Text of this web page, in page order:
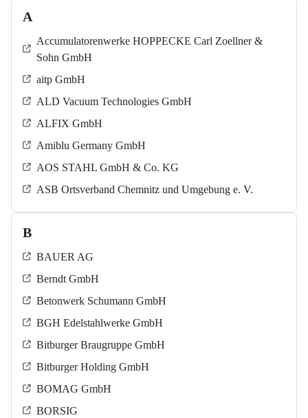
A
Accumulatorenwerke HOPPECKE Carl Zoellner &
Sohn GmbH
aitp GmbH
ALD Vacuum Technologies GmbH
ALFIX GmbH
Amiblu Germany GmbH
AOS STAHL GmbH & Co. KG
ASB Ortsverband Chemnitz und Umgebung e. V.
B
BAUER AG
Berndt GmbH
Betonwerk Schumann GmbH
BGH Edelstahlwerke GmbH
Bitburger Braugruppe GmbH
Bitburger Holding GmbH
BOMAG GmbH
BORSIG